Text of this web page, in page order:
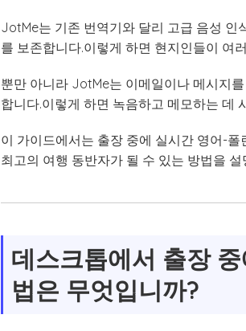
JotMe는 기존 번역기와 달리 고급 음성 인
를 보존합니다.이렇게 하면 현지인들이 여
뿐만 아니라 JotMe는 이메일이나 메시지
합니다.이렇게 하면 녹음하고 메모하는 데
이 가이드에서는 출장 중에 실시간 영어-
최고의 여행 동반자가 될 수 있는 방법을 설
데스크톱에서 출장
법은 무엇입니까?